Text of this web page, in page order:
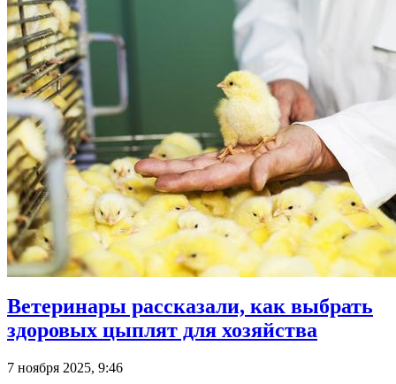
Ветеринары рассказали, как выбрать
здоровых цыплят для хозяйства
7 ноября 2025, 9:46